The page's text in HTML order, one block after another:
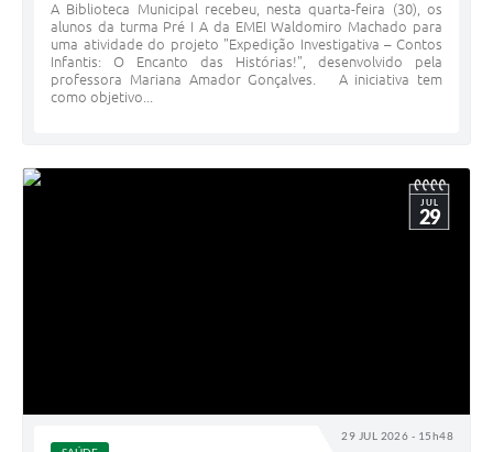
A Biblioteca Municipal recebeu, nesta quarta-feira (30), os
alunos da turma Pré I A da EMEI Waldomiro Machado para
uma atividade do projeto "Expedição Investigativa – Contos
Infantis: O Encanto das Histórias!", desenvolvido pela
professora Mariana Amador Gonçalves. A iniciativa tem
como objetivo...
29 JUL 2026 - 15h48
JUL
29